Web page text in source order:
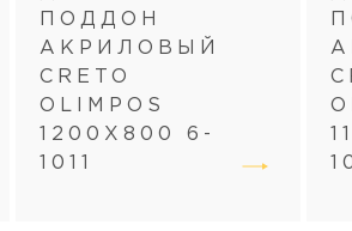
ПОДДОН
АКРИЛОВЫЙ
CRETO
OLIMPOS
1200Х800 6-
1011